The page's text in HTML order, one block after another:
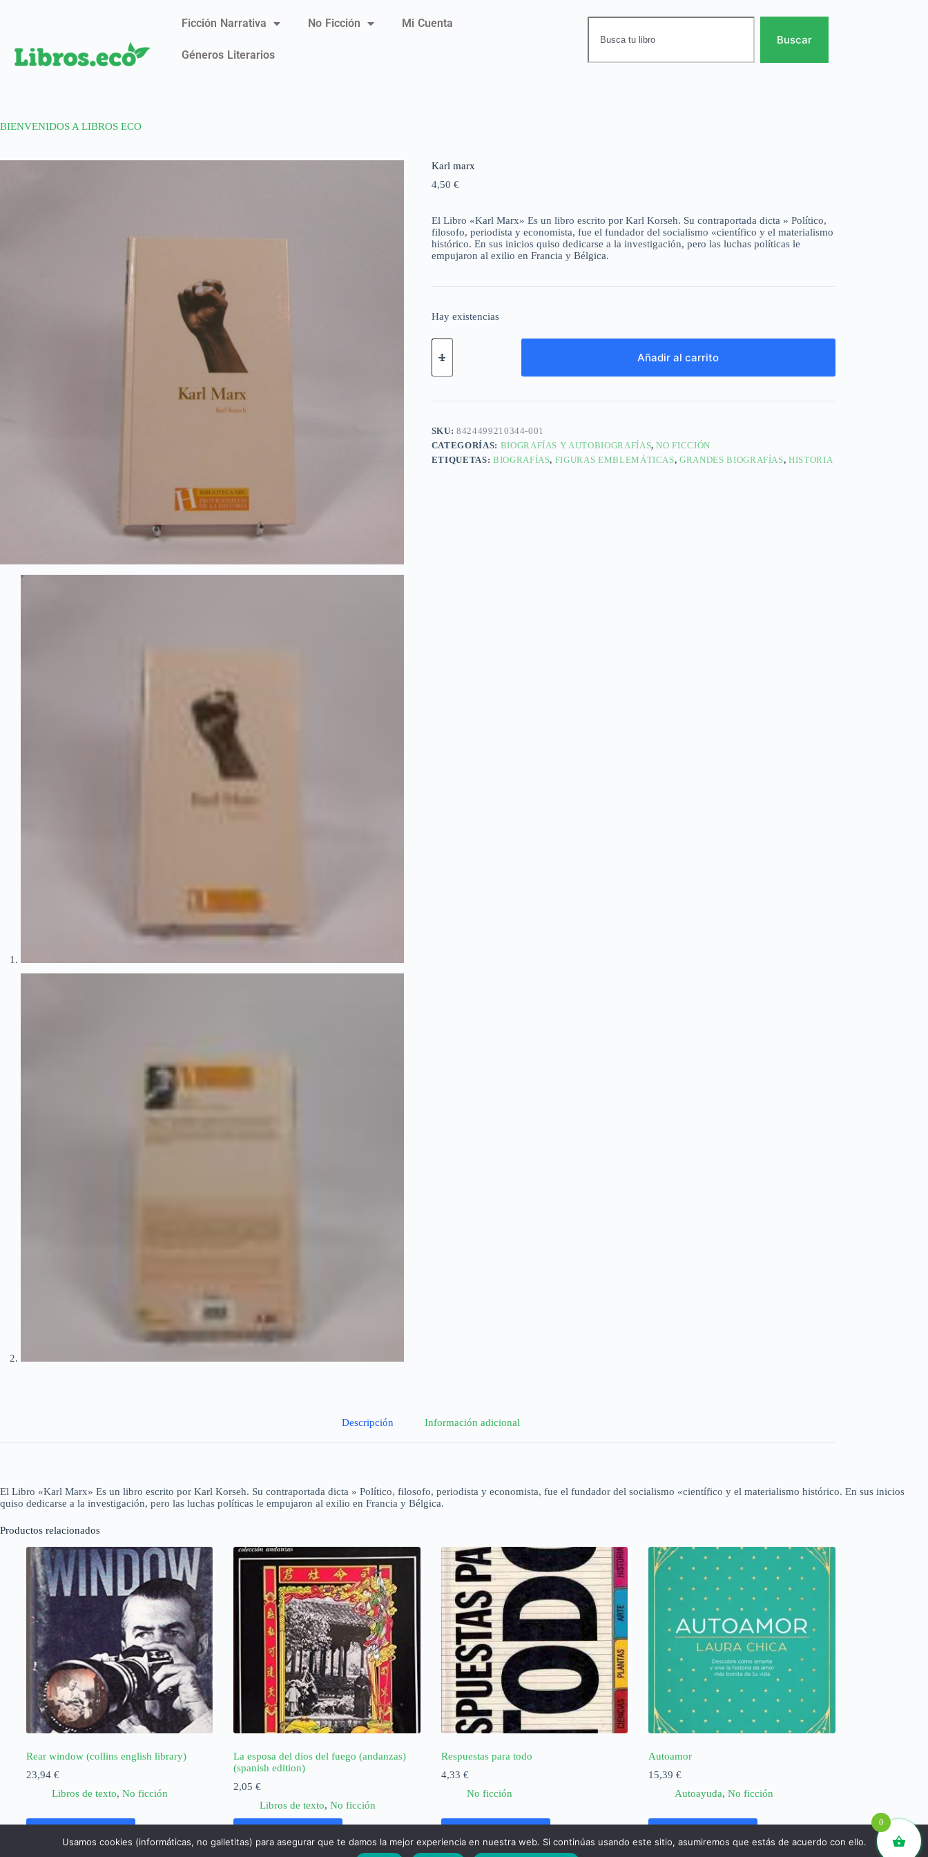
Ficción Narrativa No Ficción Mi Cuenta
Géneros Literarios
Buscar
BIENVENIDOS A LIBROS ECO
Karl marx
4,50 €
El Libro «Karl Marx» Es un libro escrito por Karl Korseh. Su contraportada dicta » Político,
filosofo, periodista y economista, fue el fundador del socialismo «científico y el materialismo
histórico. En sus inicios quiso dedicarse a la investigación, pero las luchas políticas le
empujaron al exilio en Francia y Bélgica.
Hay existencias
Añadir al carrito
SKU:8424499210344-001
CATEGORÍAS: BIOGRAFÍAS Y AUTOBIOGRAFÍAS,NO FICCIÓN
ETIQUETAS: BIOGRAFÍAS, FIGURAS EMBLEMÁTICAS,GRANDES BIOGRAFÍAS,HISTORIA
Descripción Información adicional
El Libro «Karl Marx» Es un libro escrito por Karl Korseh. Su contraportada dicta » Político, filosofo, periodista y economista, fue el fundador del socialismo «científico y el materialismo histórico. En sus inicios
quiso dedicarse a la investigación, pero las luchas políticas le empujaron al exilio en Francia y Bélgica.
Productos relacionados
Rear window (collins english library)
23,94 €
Libros de texto, No ficción
La esposa del dios del fuego (andanzas)
(spanish edition)
2,05€
Libros de texto, No ficción
Respuestas para todo
4,33 €
No ficción
Autoamor
15,39€
Autoayuda, No ficción
0
Usamos cookies (informáticas, no galletitas) para asegurar que te damos la mejor experiencia en nuestra web. Si continúas usando este sitio, asumiremos que estás de acuerdo con ello.